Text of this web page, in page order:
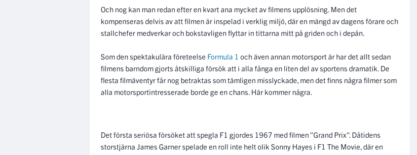
Och nog kan man redan efter en kvart ana mycket av filmens upplösning. Men det
kompenseras delvis av att filmen är inspelad i verklig miljö, där en mängd av dagens förare och
stallchefer medverkar och bokstavligen flyttar in tittarna mitt på griden och i depån.
Som den spektakulära företeelse Formula 1 och även annan motorsport är har det allt sedan
filmens barndom gjorts åtskilliga försök att i alla fånga en liten del av sportens dramatik. De
flesta filmäventyr får nog betraktas som tämligen misslyckade, men det finns några filmer som
alla motorsportintresserade borde ge en chans. Här kommer några.
Det första seriösa försöket att spegla F1 gjordes 1967 med filmen ”Grand Prix”. Dåtidens
storstjärna James Garner spelade en roll inte helt olik Sonny Hayes i F1 The Movie, där en